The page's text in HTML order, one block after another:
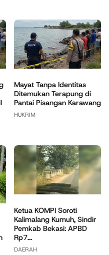
Mayat Tanpa Identitas
Ditemukan Terapung di
Pantai Pisangan Karawang
HUKRIM
Ketua KOMPI Soroti
Kalimalang Kumuh, Sindir
Pemkab Bekasi: APBD
Rp7...
DAERAH